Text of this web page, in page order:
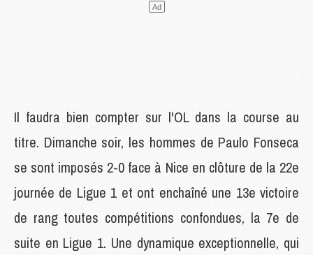
Il faudra bien compter sur l'OL dans la course au
titre. Dimanche soir, les hommes de Paulo Fonseca
se sont imposés 2-0 face à Nice en clôture de la 22e
journée de Ligue 1 et ont enchaîné une 13e victoire
de rang toutes compétitions confondues, la 7e de
suite en Ligue 1. Une dynamique exceptionnelle, qui